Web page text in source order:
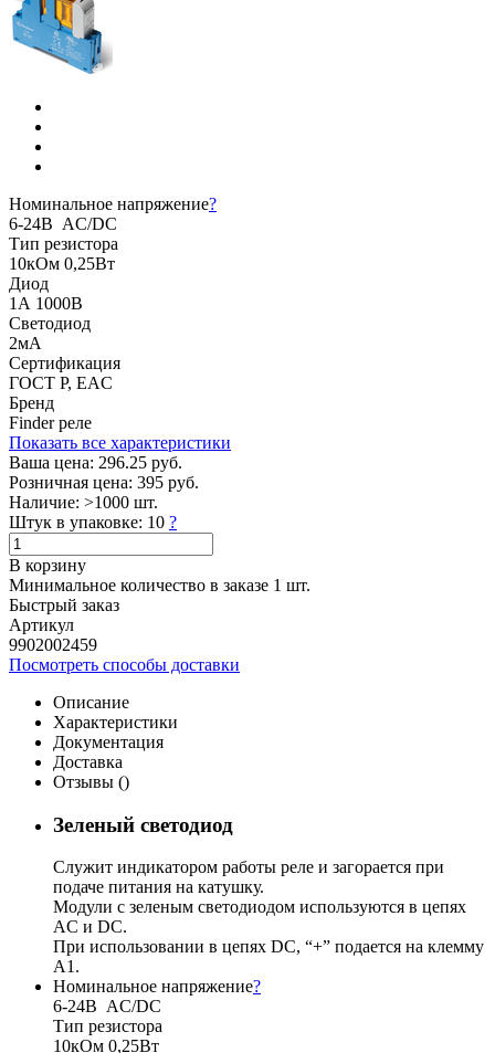
Номинальное напряжение?
6-24В AC/DC
Тип резистора
10кОм 0,25Вт
Диод
1А 1000В
Светодиод
2мА
Сертификация
ГОСТ Р, EAC
Бренд
Finder реле
Показать все характеристики
Ваша цена: 296.25 руб.
Розничная цена: 395 руб.
Наличие: >1000 шт.
Штук в упаковке: 10 ?
В корзину
Минимальное количество в заказе 1 шт.
Быстрый заказ
Артикул
9902002459
Посмотреть способы доставки
Описание
Характеристики
Документация
Доставка
Отзывы ()
Зеленый светодиод
Служит индикатором работы реле и загорается при
подаче питания на катушку.
Модули с зеленым светодиодом используются в цепях
AС и DC.
При использовании в цепях DC, “+” подается на клемму
А1.
Номинальное напряжение?
6-24В AC/DC
Тип резистора
10кОм 0,25Вт